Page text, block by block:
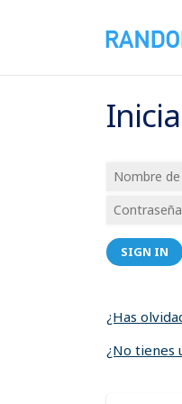
SIGN IN
¿Has
¿No tienes